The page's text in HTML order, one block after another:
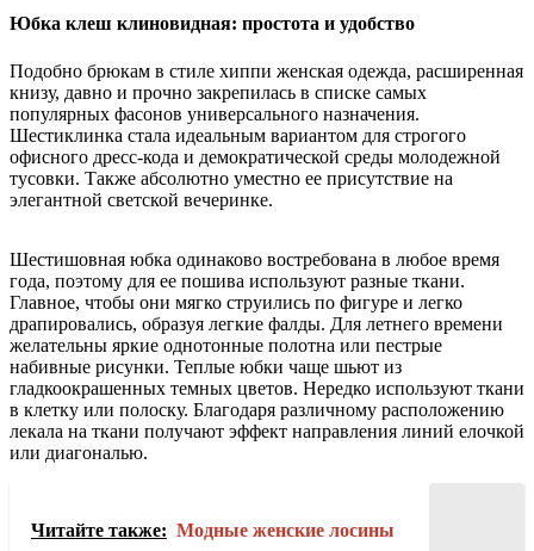
Юбка клеш клиновидная: простота и удобство
Подобно брюкам в стиле хиппи женская одежда, расширенная
книзу, давно и прочно закрепилась в списке самых
популярных фасонов универсального назначения.
Шестиклинка стала идеальным вариантом для строгого
офисного дресс-кода и демократической среды молодежной
тусовки. Также абсолютно уместно ее присутствие на
элегантной светской вечеринке.
Шестишовная юбка одинаково востребована в любое время
года, поэтому для ее пошива используют разные ткани.
Главное, чтобы они мягко струились по фигуре и легко
драпировались, образуя легкие фалды. Для летнего времени
желательны яркие однотонные полотна или пестрые
набивные рисунки. Теплые юбки чаще шьют из
гладкоокрашенных темных цветов. Нередко используют ткани
в клетку или полоску. Благодаря различному расположению
лекала на ткани получают эффект направления линий елочкой
или диагональю.
Читайте также: Модные женские лосины